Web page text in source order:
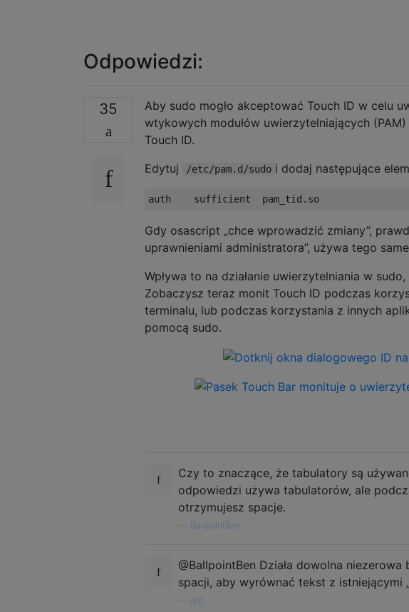
Odpowiedzi:
35
Aby sudo mogło akceptować Touch ID w celu
wtykowych modułów uwierzytelniających
Touch ID.
Edytuj
/etc/pam.d/sudo i dodaj następujące
Gdy osascript „chce wprowadzić zmiany”,
uprawnieniami administratora”, używa tego
Wpływa to na działanie uwierzytelniania w
Zobaczysz teraz monit Touch ID podczas
terminalu, lub podczas korzystania z innych
pomocą sudo.
Czy to znaczące, że tabulatory są
odpowiedzi używa tabulatorów, ale
otrzymujesz spacje.
BallpointBen
@BallpointBen Działa dowolna
spacji, aby wyrównać tekst z istniejącymi
grg